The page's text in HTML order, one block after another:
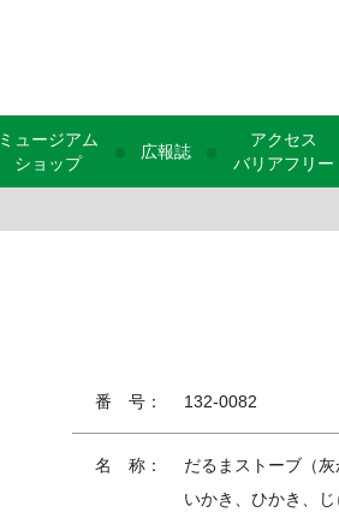
ミュージアム
ショップ
広報誌
アクセス
バリアフリー
番 号： 132-0082
名 称：
だるまストーブ（
いかき、ひかき、じ